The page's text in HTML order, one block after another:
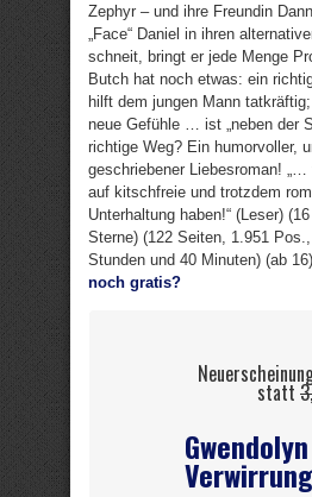
Zephyr – und ihre Freundin
„Face“ Daniel in ihren
schneit, bringt er jede Menge
Butch hat noch etwas: ein
hilft dem jungen Mann
neue Gefühle … ist „neben der
richtige Weg? Ein humorvoller,
geschriebener Liebesroman!
auf kitschfreie und trotzdem
Unterhaltung haben!“ (Leser)
Sterne) (122 Seiten, 1.951
Stunden und 40 Minuten) (ab
noch gratis?
statt
Verwirrung